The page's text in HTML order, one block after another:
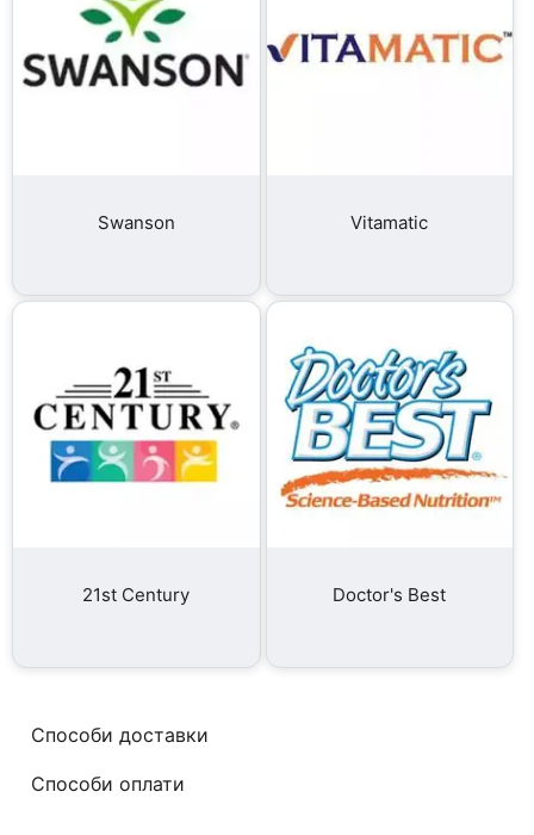
Swanson Vitamatic
21st Century Doctor's Best
Способи доставки
Способи оплати